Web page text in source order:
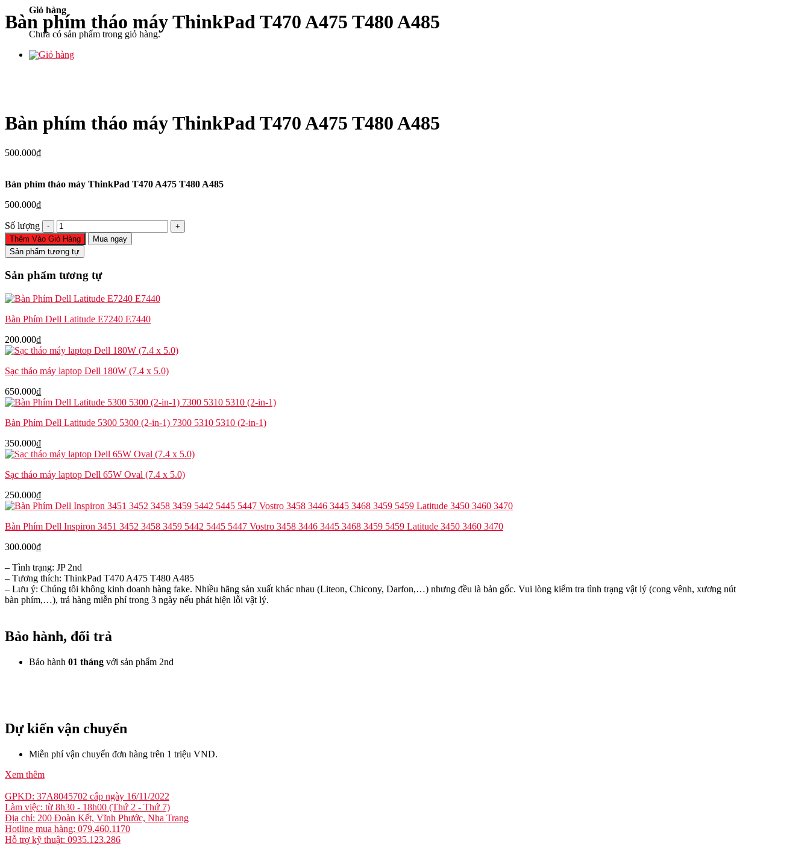
Giỏ hàng
Chưa có sản phẩm trong giỏ hàng.
Bàn phím tháo máy ThinkPad T470 A475 T480 A485
Bàn phím tháo máy ThinkPad T470 A475 T480 A485
500.000₫
Bàn phím tháo máy ThinkPad T470 A475 T480 A485
500.000₫
Số lượng
Bàn
phím
tháo
máy
T470
T480
số
Thêm Vào Giỏ Hàng
Mua ngay
Sản phẩm tương tự
Sản phẩm tương tự
Bàn Phím Dell Latitude E7240 E7440
200.000₫
Sạc tháo máy laptop Dell 180W (7.4 x 5.0)
650.000₫
Bàn Phím Dell Latitude 5300 5300 (2-in-1) 7300 5310 5310 (2-in-1)
350.000₫
Sạc tháo máy laptop Dell 65W Oval (7.4 x 5.0)
250.000₫
Bàn Phím Dell Inspiron 3451 3452 3458 3459 5442 5445 5447 Vostro 3458 3446 3445 3468 3459 5459 Latitude 3450 3460 3470
300.000₫
– Tình trạng: JP 2nd
– Tương thích: ThinkPad T470 A475 T480 A485
– Lưu ý: Chúng tôi không kinh doanh hàng fake. Nhiều hãng sản xuất khác nhau (Liteon, Chicony, Darfon,…) nhưng đều là bản gốc. Vui lòng kiểm tra tình trạng vật lý (cong vênh, xương nút
bàn phím,…), trả hàng miễn phí trong 3 ngày nếu phát hiện lỗi vật lý.
Bảo hành, đổi trả
Bảo hành 01 tháng với sản phẩm 2nd
Dự kiến vận chuyển
Miễn phí vận chuyển đơn hàng trên 1 triệu VND.
Xem thêm
GPKD: 37A8045702 cấp ngày 16/11/2022
Làm việc: từ 8h30 - 18h00 (Thứ 2 - Thứ 7)
Địa chỉ: 200 Đoàn Kết, Vĩnh Phước, Nha Trang
Hotline mua hàng: 079.460.1170
Hỗ trợ kỹ thuật: 0935.123.286